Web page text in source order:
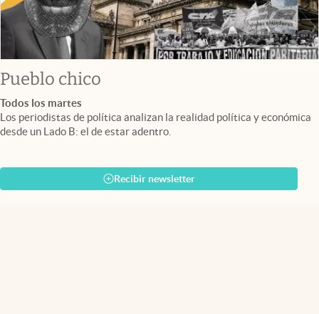
Pueblo chico
Todos los martes
Los periodistas de política analizan la realidad política y económica
desde un Lado B: el de estar adentro.
Recibir newsletter